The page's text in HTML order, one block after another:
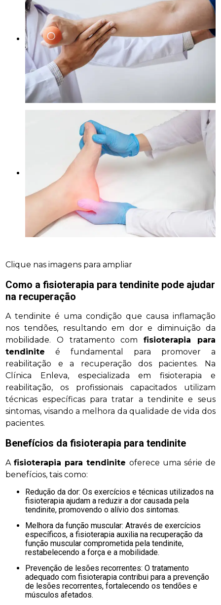
Clique nas imagens para ampliar
Como afisioterapia para tendinite pode ajudar
na recuperação
A tendinite é uma condição que causa inflamação
nos tendões, resultando em dor e diminuição da
mobilidade. O tratamento comfisioterapia para
tendinite é fundamental para promover a
reabilitação e a recuperação dos pacientes. Na
Clínica Enleva, especializada em fisioterapia e
reabilitação, os profissionais capacitados utilizam
técnicas específicas para tratar a tendinite e seus
sintomas, visando a melhora da qualidade de vida dos
pacientes.
Benefícios dafisioterapia para tendinite
Afisioterapia para tendinite oferece uma série de
benefícios, tais como:
Redução da dor: Os exercícios e técnicas utilizados na
fisioterapia ajudam a reduzir a dor causada pela
tendinite, promovendo o alívio dos sintomas.
Melhora da função muscular: Através de exercícios
específicos, a fisioterapia auxilia na recuperação da
função muscular comprometida pela tendinite,
restabelecendo a força e a mobilidade.
Prevenção de lesões recorrentes: O tratamento
adequado com fisioterapia contribui para a prevenção
de lesões recorrentes, fortalecendo os tendões e
músculos afetados.